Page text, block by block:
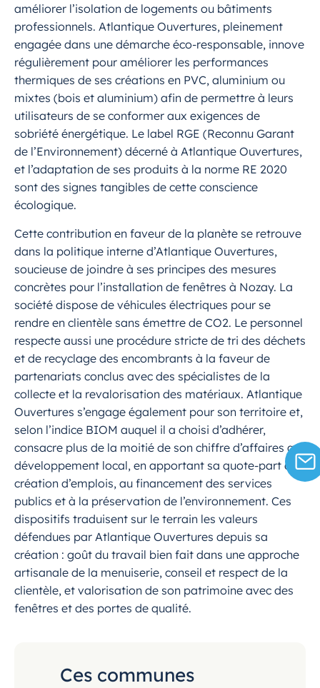
améliorer l’isolation de logements ou bâtiments
professionnels. Atlantique Ouvertures, pleinement
engagée dans une démarche éco-responsable, innove
régulièrement pour améliorer les performances
thermiques de ses créations en PVC, aluminium ou
mixtes (bois et aluminium) afin de permettre à leurs
utilisateurs de se conformer aux exigences de
sobriété énergétique. Le label RGE (Reconnu Garant
de l’Environnement) décerné à Atlantique Ouvertures,
et l’adaptation de ses produits à la norme RE 2020
sont des signes tangibles de cette conscience
écologique.
Cette contribution en faveur de la planète se retrouve
dans la politique interne d’Atlantique Ouvertures,
soucieuse de joindre à ses principes des mesures
concrètes pour l’installation de fenêtres à Nozay. La
société dispose de véhicules électriques pour se
rendre en clientèle sans émettre de CO2. Le personnel
respecte aussi une procédure stricte de tri des déchets
et de recyclage des encombrants à la faveur de
partenariats conclus avec des spécialistes de la
collecte et la revalorisation des matériaux. Atlantique
Ouvertures s’engage également pour son territoire et,
selon l’indice BIOM auquel il a choisi d’adhérer,
consacre plus de la moitié de son chiffre d’affaires au
développement local, en apportant sa quote-part à la
création d’emplois, au financement des services
publics et à la préservation de l’environnement. Ces
dispositifs traduisent sur le terrain les valeurs
défendues par Atlantique Ouvertures depuis sa
création : goût du travail bien fait dans une approche
artisanale de la menuiserie, conseil et respect de la
clientèle, et valorisation de son patrimoine avec des
fenêtres et des portes de qualité.
Ces communes